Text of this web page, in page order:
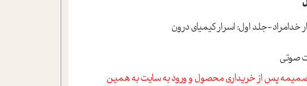
جلد اول: اسرار کيمياي درون
صوتی
ضمیمه پس از خریداری محصول و ورود به سایت به همین